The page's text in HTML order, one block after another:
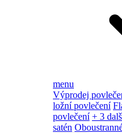
menu
Výprodej
ložní povlečení
povlečení + 3
satén